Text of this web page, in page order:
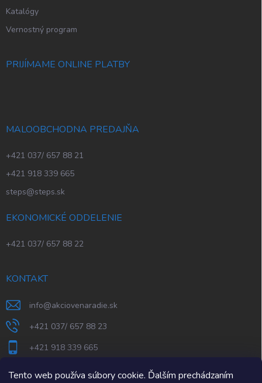
Tento web používa súbory cookie. Ďalším prechádzaním
Katalógy
Vernostný program
PRIJÍMAME ONLINE PLATBY
MALOOBCHODNA PREDAJŇA
+421 037/ 657 88 21
+421 918 339 665
steps@steps.sk
EKONOMICKÉ ODDELENIE
+421 037/ 657 88 22
KONTAKT
info@akciovenaradie.sk
+421 037/ 657 88 23
+421 918 339 665
STEPS Nitra